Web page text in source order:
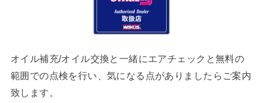
オイル補充/オイル交換と一緒にエアチェックと無料の
範囲での点検を行い、気になる点がありましたらご案内
致します。